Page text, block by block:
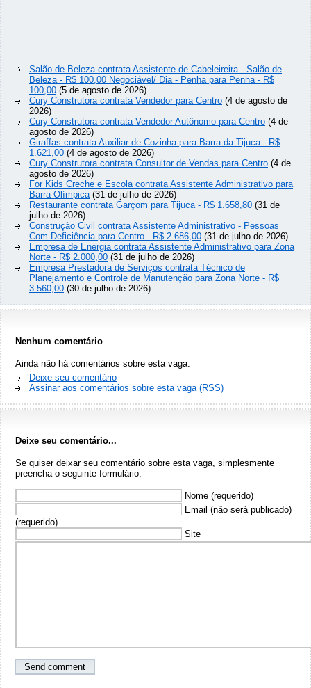
Salão de Beleza contrata Assistente de Cabeleireira - Salão de
Beleza - R$ 100,00 Negociável/ Dia - Penha para Penha - R$
100,00 (5 de agosto de 2026)
Cury Construtora contrata Vendedor para Centro (4 de agosto de
2026)
Cury Construtora contrata Vendedor Autônomo para Centro (4 de
agosto de 2026)
Giraffas contrata Auxiliar de Cozinha para Barra da Tijuca - R$
1.621,00 (4 de agosto de 2026)
Cury Construtora contrata Consultor de Vendas para Centro (4 de
agosto de 2026)
For Kids Creche e Escola contrata Assistente Administrativo para
Barra Olímpica(31 de julho de 2026)
Restaurante contrata Garçom para Tijuca - R$ 1.658,80 (31 de
julho de 2026)
Construção Civil contrata Assistente Administrativo - Pessoas
Com Deficiência para Centro - R$ 2.686,00 (31 de julho de 2026)
Empresa de Energia contrata Assistente Administrativo para Zona
Norte - R$ 2.000,00 (31 de julho de 2026)
Empresa Prestadora de Serviços contrata Técnico de
Planejamento e Controle de Manutenção para Zona Norte - R$
3.560,00 (30 de julho de 2026)
Nenhum comentário
Ainda não há comentários sobre esta vaga.
Deixe seu comentário
Assinar aos comentários sobre esta vaga (RSS)
Deixe seu comentário...
Se quiser deixar seu comentário sobre esta vaga, simplesmente
preencha o seguinte formulário:
Nome (requerido)
Email (não será publicado)
(requerido)
Site